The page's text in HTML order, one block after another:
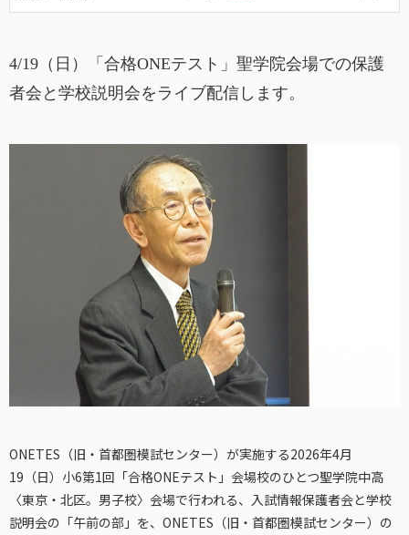
4/19（日）「合格ONEテスト」聖学院会場での保護
者会と学校説明会をライブ配信します。
ONETES（旧・首都圏模試センター）が実施する2026年4月
19（日）小6第1回「合格ONEテスト」会場校のひとつ聖学院中高
〈東京・北区。男子校〉会場で行われる、入試情報保護者会と学校
説明会の「午前の部」を、ONETES（旧・首都圏模試センター）の